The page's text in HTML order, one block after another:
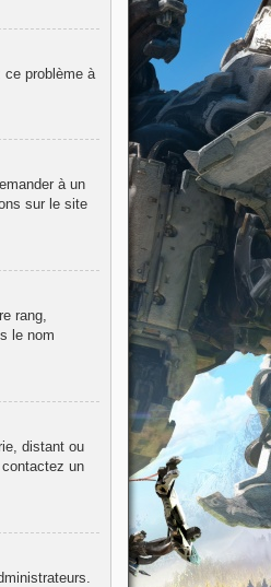
ce problème à
à un
sur le site
rang,
le nom
distant ou
un